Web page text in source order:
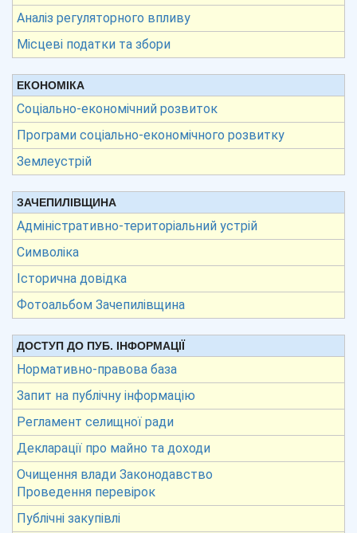
Аналіз регуляторного впливу
Місцеві податки та збори
ЕКОНОМІКА
Соціально-економічний розвиток
Програми соціально-економічного розвитку
Землеустрій
ЗАЧЕПИЛІВЩИНА
Адміністративно-територіальний устрій
Символіка
Історична довідка
Фотоальбом Зачепилівщина
ДОСТУП ДО ПУБ. ІНФОРМАЦІЇ
Нормативно-правова база
Запит на публічну інформацію
Регламент селищної ради
Декларації про майно та доходи
Очищення влади Законодавство
Проведення перевірок
Публічні закупівлі